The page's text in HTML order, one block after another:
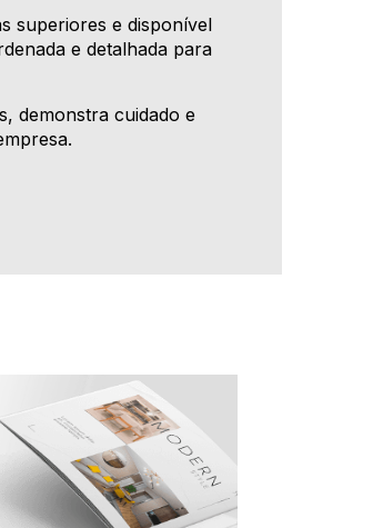
superiores e disponível
e detalhada para
demonstra cuidado e